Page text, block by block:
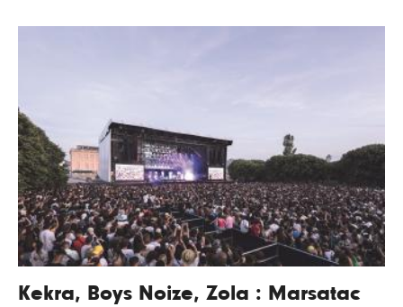
Kekra, Boys Noize, Zola : Marsatac